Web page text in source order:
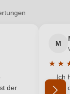
Torre Veguer s/n,
0,75 L
5 von 5 Sternen
der
M
★ ★
Ich
mit